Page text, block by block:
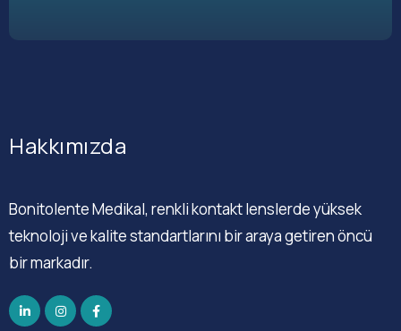
Hakkımızda
Bonitolente Medikal, renkli kontakt lenslerde yüksek
teknoloji ve kalite standartlarını bir araya getiren öncü
bir markadır.